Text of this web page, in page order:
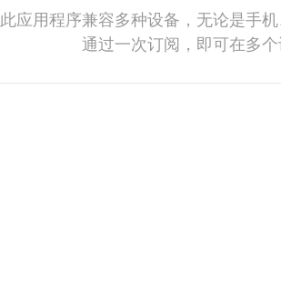
此应用程序兼容多种设备，无论是手
通过一次订阅，即可在多